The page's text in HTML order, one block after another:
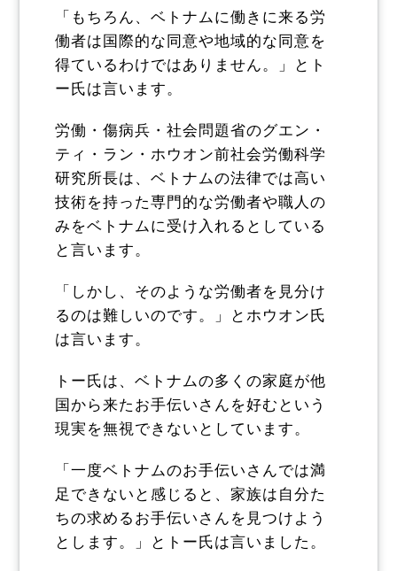
「もちろん、ベトナムに働きに来る労
働者は国際的な同意や地域的な同意を
得ているわけではありません。」とト
ー氏は言います。
労働・傷病兵・社会問題省のグエン・
ティ・ラン・ホウオン前社会労働科学
研究所長は、ベトナムの法律では高い
技術を持った専門的な労働者や職人の
みをベトナムに受け入れるとしている
と言います。
「しかし、そのような労働者を見分け
るのは難しいのです。」とホウオン氏
は言います。
トー氏は、ベトナムの多くの家庭が他
国から来たお手伝いさんを好むという
現実を無視できないとしています。
「一度ベトナムのお手伝いさんでは満
足できないと感じると、家族は自分た
ちの求めるお手伝いさんを見つけよう
とします。」とトー氏は言いました。